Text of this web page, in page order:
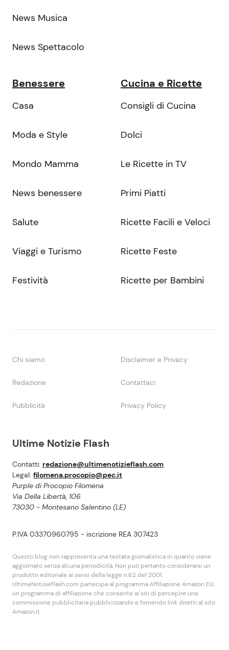
Ultime Notizie Flash
Contatti: redazione@ultimenotizieflash.com
Legal: filomena.procopio@pec.it
Purple di Procopio Filomena
Via Della Libertà, 106
73030 - Montesano Salentino (LE)
P.IVA 03370960795 - iscrizione REA 307423
Questo blog non rappresenta una testata giornalistica in quanto viene
aggiornato senza alcuna periodicità. Non puó pertanto considerarsi un
prodotto editoriale ai sensi della legge n.62 del 2001.
UltimeNotizieFlash.com partecipa al programma Affiliazione Amazon EU,
un programma di affiliazione che consente ai siti di percepire una
commissione pubblicitaria pubblicizzando e fornendo link diretti al sito
Amazon.it.
News Musica
News Spettacolo
Benessere
Casa
Moda e Style
Mondo Mamma
News benessere
Salute
Viaggi e Turismo
Festività
Cucina e Ricette
Consigli di Cucina
Dolci
Le Ricette in TV
Primi Piatti
Ricette Facili e Veloci
Ricette Feste
Ricette per Bambini
Chi siamo Disclaimer e Privacy
Redazione Contattaci
Pubblicità Privacy Policy